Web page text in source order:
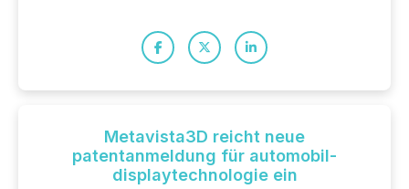
Metavista3D reicht neue
patentanmeldung für automobil-
displaytechnologie ein